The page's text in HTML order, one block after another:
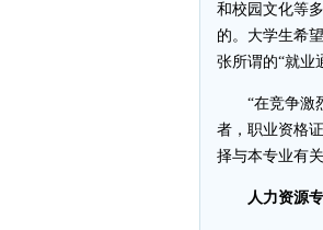
和校园文化等
的。大学生希
张所谓的“就业
“在竞争激烈
者，职业资格
择与本专业有
人力资源专